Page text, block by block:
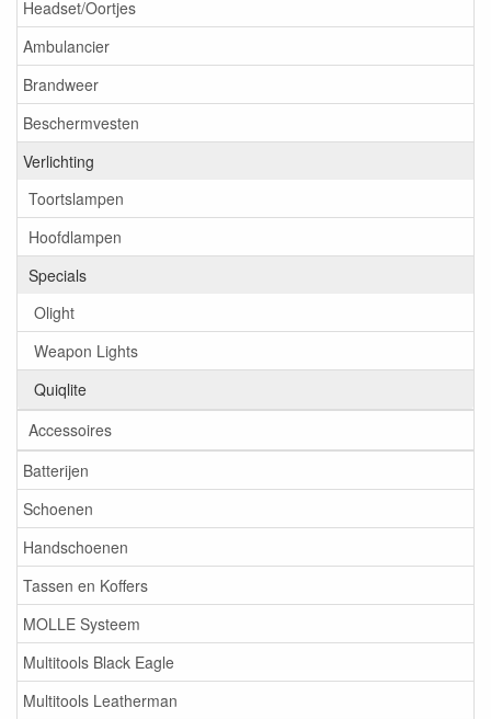
Headset/Oortjes
Ambulancier
Brandweer
Beschermvesten
Verlichting
Toortslampen
Hoofdlampen
Specials
Olight
Weapon Lights
Quiqlite
Accessoires
Batterijen
Schoenen
Handschoenen
Tassen en Koffers
MOLLE Systeem
Multitools Black Eagle
Multitools Leatherman